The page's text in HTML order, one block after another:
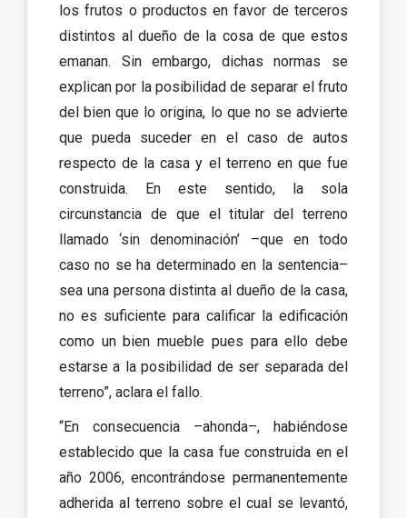
los frutos o productos en favor de terceros
distintos al dueño de la cosa de que estos
emanan. Sin embargo, dichas normas se
explican por la posibilidad de separar el fruto
del bien que lo origina, lo que no se advierte
que pueda suceder en el caso de autos
respecto de la casa y el terreno en que fue
construida. En este sentido, la sola
circunstancia de que el titular del terreno
llamado ‘sin denominación’ –que en todo
caso no se ha determinado en la sentencia–
sea una persona distinta al dueño de la casa,
no es suficiente para calificar la edificación
como un bien mueble pues para ello debe
estarse a la posibilidad de ser separada del
terreno”, aclara el fallo.
“En consecuencia –ahonda–, habiéndose
establecido que la casa fue construida en el
año 2006, encontrándose permanentemente
adherida al terreno sobre el cual se levantó,